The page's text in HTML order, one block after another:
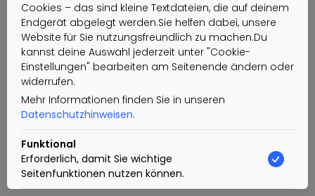
Cookies – das sind kleine Textdateien, die auf deinem
Endgerät abgelegt werden.Sie helfen dabei, unsere
Website für Sie nutzungsfreundlich zu machen.Du
kannst deine Auswahl jederzeit unter "Cookie-
Einstellungen" bearbeiten am Seitenende ändern oder
widerrufen.
Mehr Informationen finden Sie in unseren
Datenschutzhinweisen.
Funktional
Erforderlich, damit Sie wichtige
Seitenfunktionen nutzen können.